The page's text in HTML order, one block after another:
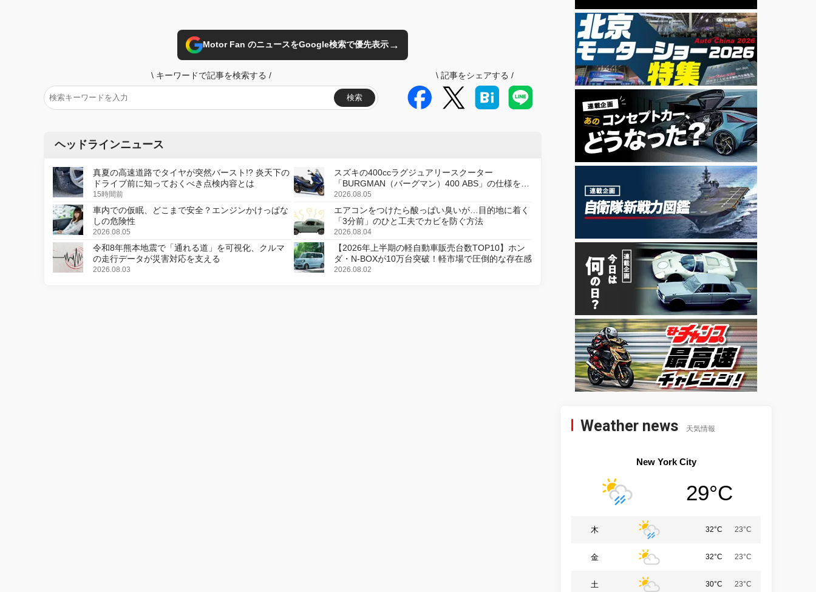
Motor Fan のニュースをGoogle検索で優先表示→
\ キーワードで記事を検索する /
検索
\ 記事をシェアする /
ヘッドラインニュース
真夏の高速道路でタイヤが突然バースト!? 炎天下の
ドライブ前に知っておくべき点検内容とは
15時間前
スズキの400ccラグジュアリースクーター
「BURGMAN（バーグマン）400 ABS」の仕様を変
更し、8月18日に発売
2026.08.05
車内での仮眠、どこまで安全？エンジンかけっぱな
しの危険性
2026.08.05
エアコンをつけたら酸っぱい臭いが…目的地に着く
「3分前」のひと工夫でカビを防ぐ方法
2026.08.04
令和8年熊本地震で「通れる道」を可視化、クルマ
の走行データが災害対応を支える
2026.08.03
【2026年上半期の軽自動車販売台数TOP10】ホン
ダ・N-BOXが10万台突破！軽市場で圧倒的な存在感
2026.08.02
Weather news 天気情報
New York City
29°C
木 32°C 23°C
金 32°C 23°C
土 30°C 23°C